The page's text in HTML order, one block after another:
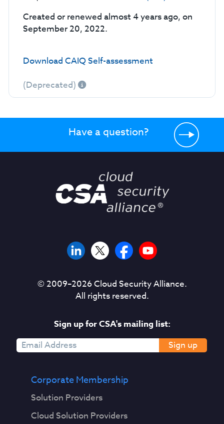
Created or renewed almost 4 years ago, on
September 20, 2022.
Download CAIQ Self-assessment
(Deprecated)
Have a question?
© 2009–2026Cloud Security Alliance.
All rights reserved.
Sign up for CSA's mailing list:
Sign up
Corporate Membership
Solution Providers
Cloud Solution Providers